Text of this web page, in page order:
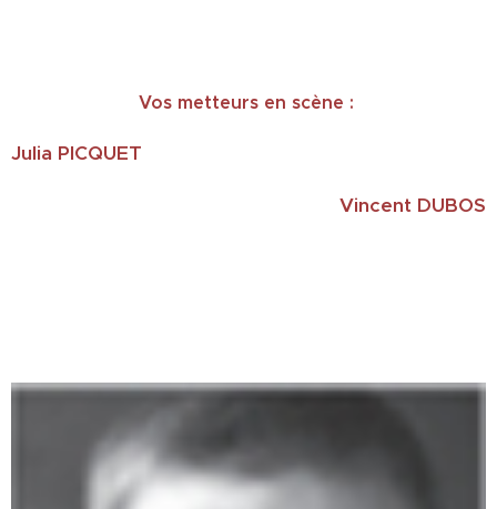
Vos metteurs en scène :
Julia PICQUET
Vincent DUBOS